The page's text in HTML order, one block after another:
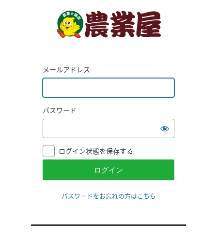
メールアドレス
パスワード
ログイン状態を保存する
パスワードをお忘れの方はこちら